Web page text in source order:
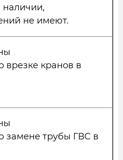
не имеют.
врезке кранов в
замене трубы ГВС в